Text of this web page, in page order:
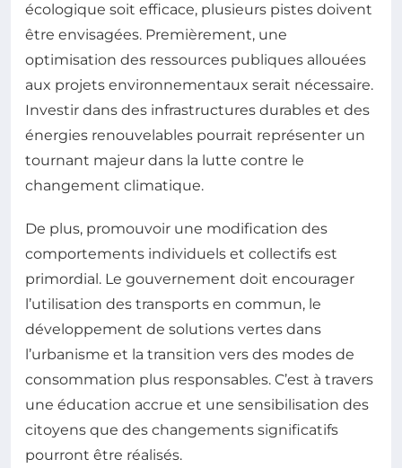
écologique soit efficace, plusieurs pistes doivent
être envisagées. Premièrement, une
optimisation des ressources publiques allouées
aux projets environnementaux serait nécessaire.
Investir dans des infrastructures durables et des
énergies renouvelables pourrait représenter un
tournant majeur dans la lutte contre le
changement climatique.
De plus, promouvoir une modification des
comportements individuels et collectifs est
primordial. Le gouvernement doit encourager
l’utilisation des transports en commun, le
développement de solutions vertes dans
l’urbanisme et la transition vers des modes de
consommation plus responsables. C’est à travers
une éducation accrue et une sensibilisation des
citoyens que des changements significatifs
pourront être réalisés.